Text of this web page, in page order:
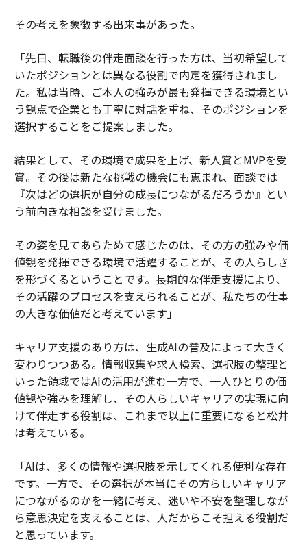
その考えを象徴する出来事があった。
「先日、転職後の伴走面談を行った方は、当初希望して
いたポジションとは異なる役割で内定を獲得されまし
た。私は当時、ご本人の強みが最も発揮できる環境とい
う観点で企業とも丁寧に対話を重ね、そのポジションを
選択することをご提案しました。
結果として、その環境で成果を上げ、新人賞とMVPを受
賞。その後は新たな挑戦の機会にも恵まれ、面談では
『次はどの選択が自分の成長につながるだろうか』とい
う前向きな相談を受けました。
その姿を見てあらためて感じたのは、その方の強みや価
値観を発揮できる環境で活躍することが、その人らしさ
を形づくるということです。長期的な伴走支援により、
その活躍のプロセスを支えられることが、私たちの仕事
の大きな価値だと考えています」
キャリア支援のあり方は、生成AIの普及によって大きく
変わりつつある。情報収集や求人検索、選択肢の整理と
いった領域ではAIの活用が進む一方で、一人ひとりの価
値観や強みを理解し、その人らしいキャリアの実現に向
けて伴走する役割は、これまで以上に重要になると松井
は考えている。
「AIは、多くの情報や選択肢を示してくれる便利な存在
です。一方で、その選択が本当にその方らしいキャリア
につながるのかを一緒に考え、迷いや不安を整理しなが
ら意思決定を支えることは、人だからこそ担える役割だ
と思っています。